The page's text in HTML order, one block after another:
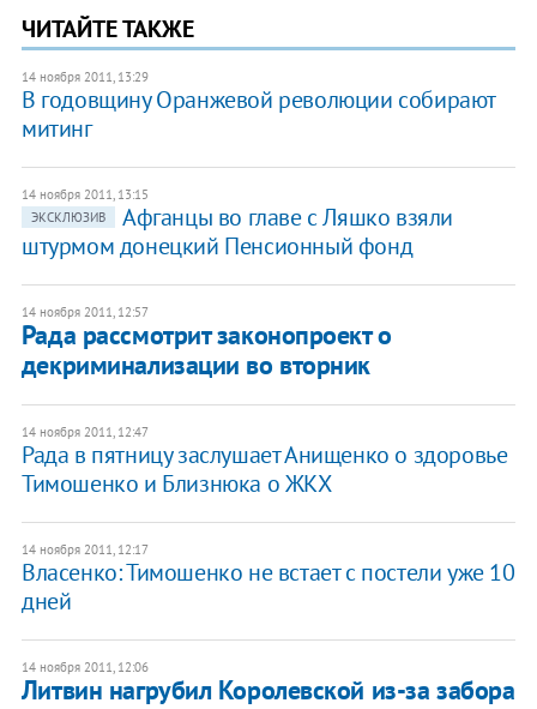
ЧИТАЙТЕ ТАКЖЕ
14 ноября 2011, 13:29
В годовщину Оранжевой революции собирают
митинг
14 ноября 2011, 13:15
ЭКСКЛЮЗИВ
Афганцы во главе с Ляшко взяли
штурмом донецкий Пенсионный фонд
14 ноября 2011, 12:57
Рада рассмотрит законопроект о
декриминализации во вторник
14 ноября 2011, 12:47
Рада в пятницу заслушает Анищенко о здоровье
Тимошенко и Близнюка о ЖКХ
14 ноября 2011, 12:17
Власенко: Тимошенко не встает с постели уже 10
дней
14 ноября 2011, 12:06
Литвин нагрубил Королевской из-за забора